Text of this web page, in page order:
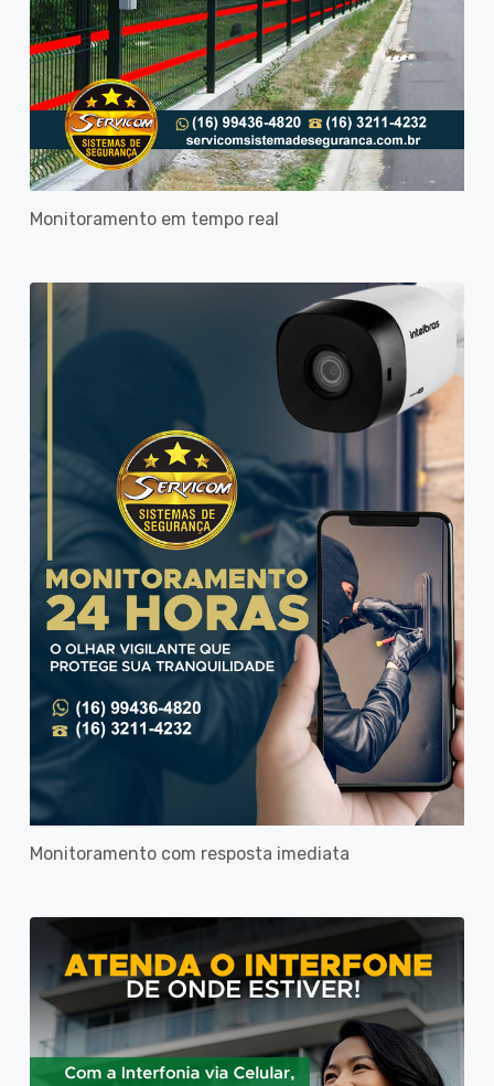
Monitoramento em tempo real
Monitoramento com resposta imediata